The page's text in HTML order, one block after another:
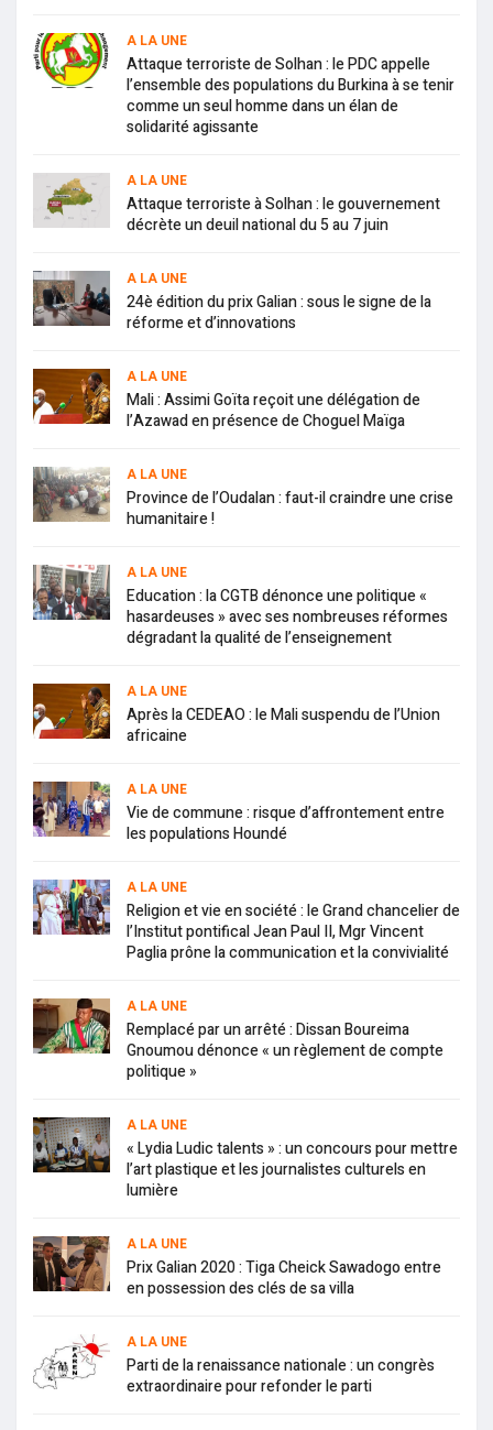
A LA UNE
Attaque terroriste de Solhan : le PDC appelle
l’ensemble des populations du Burkina à se tenir
comme un seul homme dans un élan de
solidarité agissante
A LA UNE
Attaque terroriste à Solhan : le gouvernement
décrète un deuil national du 5 au 7 juin
A LA UNE
24è édition du prix Galian : sous le signe de la
réforme et d’innovations
A LA UNE
Mali : Assimi Goïta reçoit une délégation de
l’Azawad en présence de Choguel Maïga
A LA UNE
Province de l’Oudalan : faut-il craindre une crise
humanitaire !
A LA UNE
Education : la CGTB dénonce une politique «
hasardeuses » avec ses nombreuses réformes
dégradant la qualité de l’enseignement
A LA UNE
Après la CEDEAO : le Mali suspendu de l’Union
africaine
A LA UNE
Vie de commune : risque d’affrontement entre
les populations Houndé
A LA UNE
Religion et vie en société : le Grand chancelier de
l’Institut pontifical Jean Paul II, Mgr Vincent
Paglia prône la communication et la convivialité
A LA UNE
Remplacé par un arrêté : Dissan Boureima
Gnoumou dénonce « un règlement de compte
politique »
A LA UNE
« Lydia Ludic talents » : un concours pour mettre
l’art plastique et les journalistes culturels en
lumière
A LA UNE
Prix Galian 2020 : Tiga Cheick Sawadogo entre
en possession des clés de sa villa
A LA UNE
Parti de la renaissance nationale : un congrès
extraordinaire pour refonder le parti